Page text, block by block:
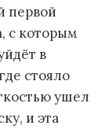
первой
с которым
в
стояло
ушел
и эта